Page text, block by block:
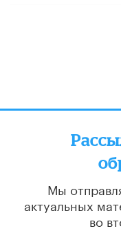
Мы
актуальных
во